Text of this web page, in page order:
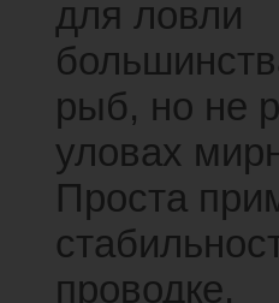
для ловли
рыб, но не
уловах
Проста
проводке,